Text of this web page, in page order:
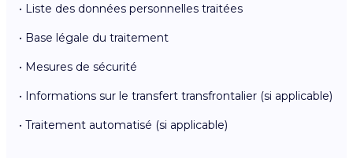
• Liste des données personnelles traitées
• Base légale du traitement
• Mesures de sécurité
• Informations sur le transfert transfrontalier (si applicable)
• Traitement automatisé (si applicable)